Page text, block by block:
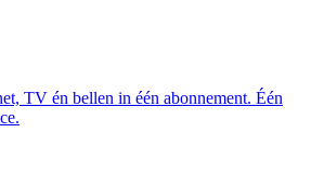
TV én bellen in één abonnement. Één